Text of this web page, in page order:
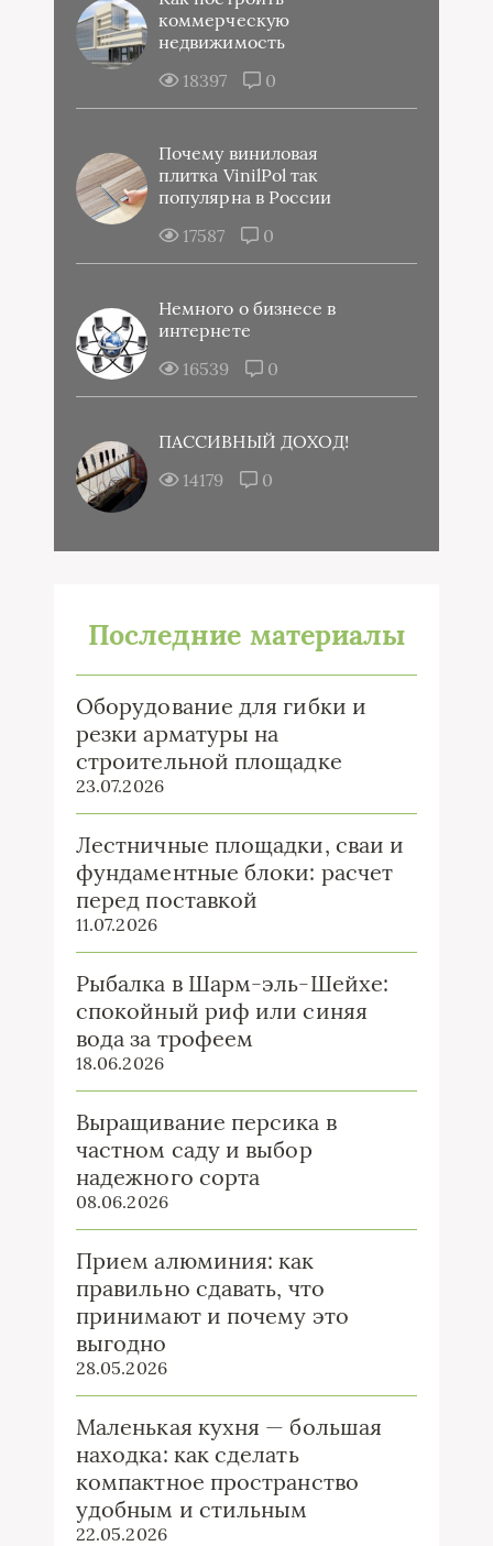
коммерческую
недвижимость
18397
0
Почему виниловая
плитка VinilPol так
популярна в России
17587
0
Немного о бизнесе в
интернете
16539
0
ПАССИВНЫЙ ДОХОД!
14179
0
Последние материалы
Оборудование для гибки и
резки арматуры на
строительной площадке
23.07.2026
Лестничные площадки, сваи и
фундаментные блоки: расчет
перед поставкой
11.07.2026
Рыбалка в Шарм-эль-Шейхе:
спокойный риф или синяя
вода за трофеем
18.06.2026
Выращивание персика в
частном саду и выбор
надежного сорта
08.06.2026
Прием алюминия: как
правильно сдавать, что
принимают и почему это
выгодно
28.05.2026
Маленькая кухня — большая
находка: как сделать
компактное пространство
удобным и стильным
22.05.2026